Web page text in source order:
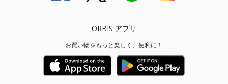
ORBIS アプリ
お買い物をもっと楽しく、便利に！